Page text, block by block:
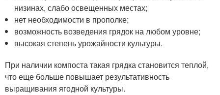
низинах, слабо освещенных местах;
нет необходимости в прополке;
возможность возведения грядок на любом уровне;
высокая степень урожайности культуры.
При наличии компоста такая грядка становится теплой,
что еще больше повышает результативность
выращивания ягодной культуры.